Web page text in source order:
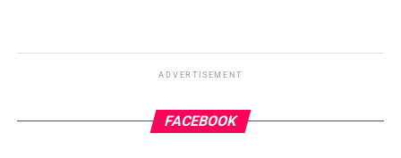
ADVERTISEMENT
FACEBOOK